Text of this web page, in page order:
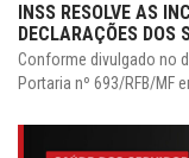
INSS RESOLVE AS
DECLARAÇÕES DOS
Conforme divulgado no
Portaria nº 693/RFB/MF